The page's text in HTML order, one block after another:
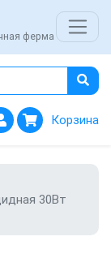
ферма
Корзина
30Вт